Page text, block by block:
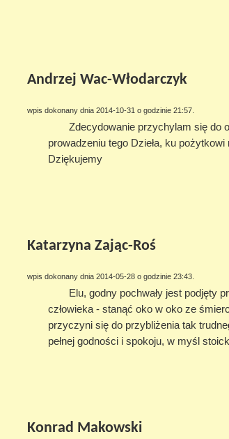
Andrzej Wac-Włodarczyk
wpis dokonany dnia 2014-10-31 o godzinie 21:57.
Zdecydowanie przychylam się do
prowadzeniu tego Dzieła, ku
Dziękujemy
Katarzyna Zając-Roś
wpis dokonany dnia 2014-05-28 o godzinie 23:43.
Elu, godny pochwały jest podjęty
człowieka - stanąć oko w oko ze
przyczyni się do przybliżenia tak
pełnej godności i spokoju, w myśl
Konrad Makowski